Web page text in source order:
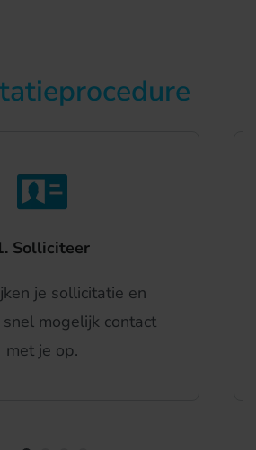
Solliciteer
je sollicitatie en
snel mogelijk contact
met je op.